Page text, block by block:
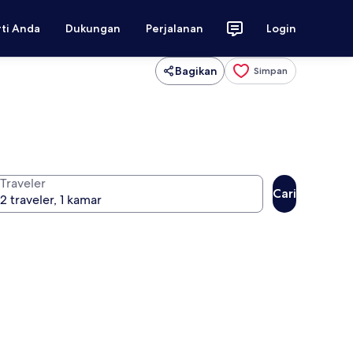
Anda Dukungan Perjalanan Login
Bagikan Simpan
Traveler
Cari